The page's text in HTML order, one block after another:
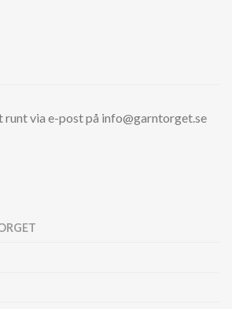
runt via e-post på info@garntorget.se